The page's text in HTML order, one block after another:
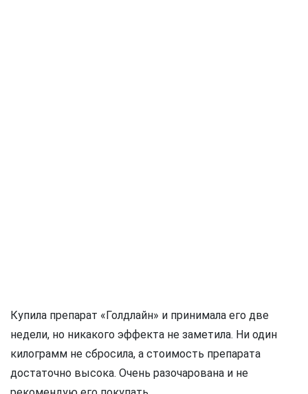
Купила препарат «Голдлайн» и принимала его две
недели, но никакого эффекта не заметила. Ни один
килограмм не сбросила, а стоимость препарата
достаточно высока. Очень разочарована и не